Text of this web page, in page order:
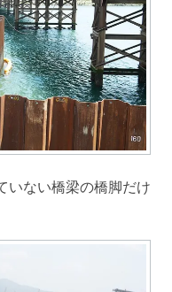
いない橋梁の橋脚だけ